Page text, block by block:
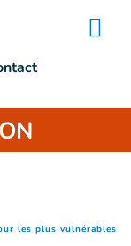
les plus vulnérables